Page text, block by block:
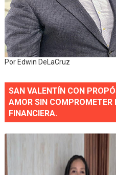
Por Edwin DeLaCruz
SAN VALENTÍN CON
AMOR SIN COMPROMETER
FINANCIERA.